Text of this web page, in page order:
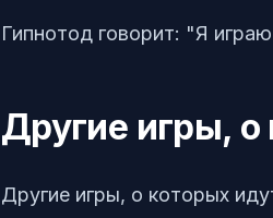
Гипнотод говорит: "Я
Другие игры, о
Другие игры, о которых